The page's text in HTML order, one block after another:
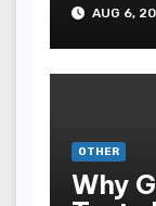
AUG 6,
OTHER
Why